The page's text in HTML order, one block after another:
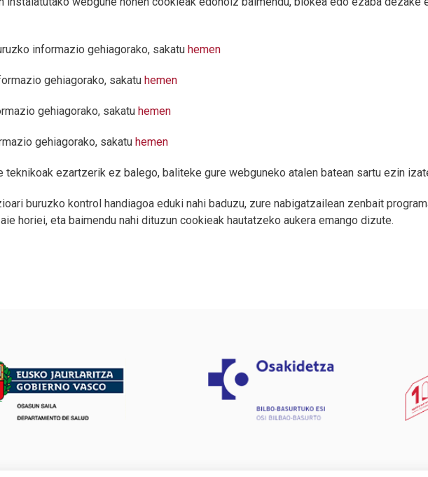
informazio gehiagorako, sakatu hemen
gehiagorako, sakatu hemen
gehiagorako, sakatu hemen
gehiagorako, sakatu hemen
teknikoak ezartzerik ez balego, baliteke gure webguneko atalen batean sartu ezin
buruzko kontrol handiagoa eduki nahi baduzu, zure nabigatzailean zenbait
horiei, eta baimendu nahi dituzun cookieak hautatzeko aukera emango dizute.